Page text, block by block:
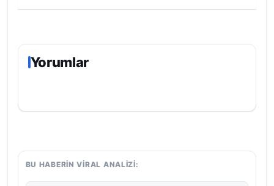
Yorumlar
BU HABERIN VIRAL ANALIZI: